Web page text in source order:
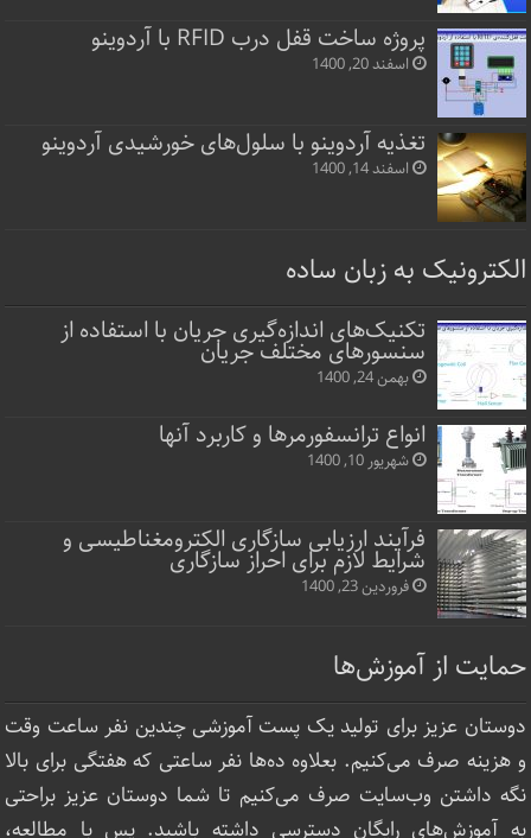
پروژه ساخت قفل‌ درب RFID با آردوینو
اسفند 20, 1400
تغذیه آردوینو با سلول‌های خورشیدی آردوینو
اسفند 14, 1400
الکترونیک به زبان ساده
تکنیک‌های اندازه‌گیری جریان با استفاده از
سنسورهای مختلف جریان
بهمن 24, 1400
انواع ترانسفورمرها و کاربرد آنها
شهریور 10, 1400
فرآیند ارزیابی سازگاری الکترومغناطیسی و
شرایط لازم برای احراز سازگاری
فروردین 23, 1400
حمایت از آموزش‌ها
دوستان عزیز برای تولید یک پست آموزشی چندین نفر ساعت‌ وقت
و هزینه صرف می‌کنیم. بعلاوه ده‌ها نفر ساعتی که هفتگی برای بالا
نگه داشتن وب‌سایت صرف ‌می‌کنیم تا شما دوستان عزیز براحتی
به آموزش‌های رایگان دسترسی داشته باشید. پس با مطالعه،